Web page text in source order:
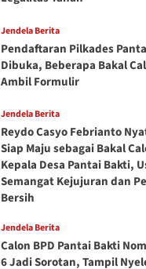
Jendela Berita
Pendaftaran Pilkades
Dibuka, Beberapa Bakal
Ambil Formulir
Jendela Berita
Reydo Casyo Febrianto
Siap Maju sebagai Bakal
Kepala Desa Pantai Bakti,
Semangat Kejujuran dan
Bersih
Jendela Berita
Calon BPD Pantai Bakti
6 Jadi Sorotan, Tampil